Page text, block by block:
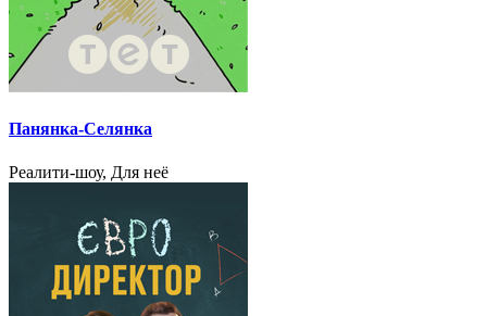
Панянка-Селянка
Реалити-шоу, Для неё